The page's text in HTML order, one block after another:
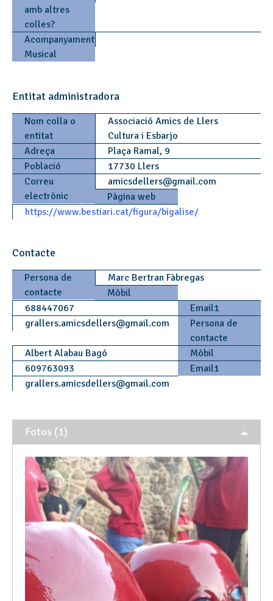
amb altres
colles?
Acompanyament
Musical
Entitat administradora
Nom colla o
entitat
Associació Amics de Llers
Cultura i Esbarjo
Adreça
Plaça Ramal, 9
Població
17730 Llers
Correu
electrònic
amicsdellers@gmail.com
Pàgina web
https://www.bestiari.cat/figura/bigalise/
Contacte
Persona de
contacte
Marc Bertran Fàbregas
Mòbil
688447067
Email1
grallers.amicsdellers@gmail.com
Persona de
contacte
Albert Alabau Bagó
Mòbil
609763093
Email1
grallers.amicsdellers@gmail.com
Fotos (1)